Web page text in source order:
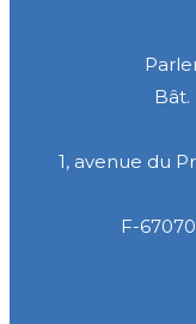
Bât.
1, avenue du
F-